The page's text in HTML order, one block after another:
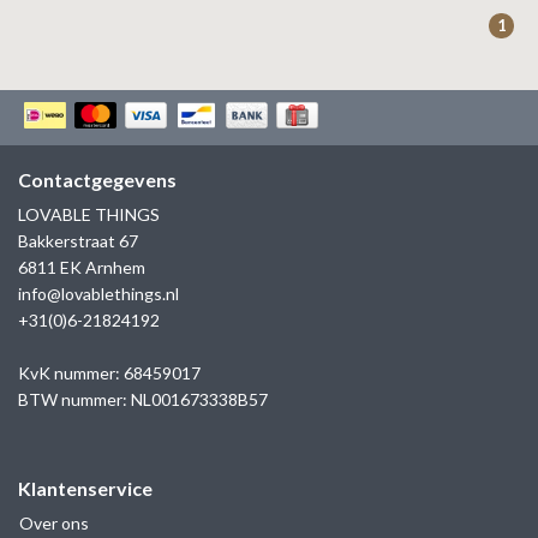
KAPTEN & SON
1
Contactgegevens
LOVABLE THINGS
Bakkerstraat 67
6811 EK Arnhem
info@lovablethings.nl
+31(0)6-21824192
KvK nummer: 68459017
BTW nummer: NL001673338B57
Klantenservice
Over ons